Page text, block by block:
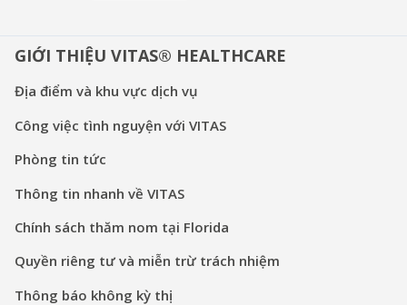
GIỚI THIỆU VITAS® HEALTHCARE
Địa điểm và khu vực dịch vụ
Công việc tình nguyện với VITAS
Phòng tin tức
Thông tin nhanh về VITAS
Chính sách thăm nom tại Florida
Quyền riêng tư và miễn trừ trách nhiệm
Thông báo không kỳ thị